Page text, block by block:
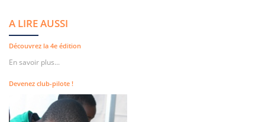
A LIRE AUSSI
Découvrez la 4e édition
En savoir plus...
Devenez club-pilote !